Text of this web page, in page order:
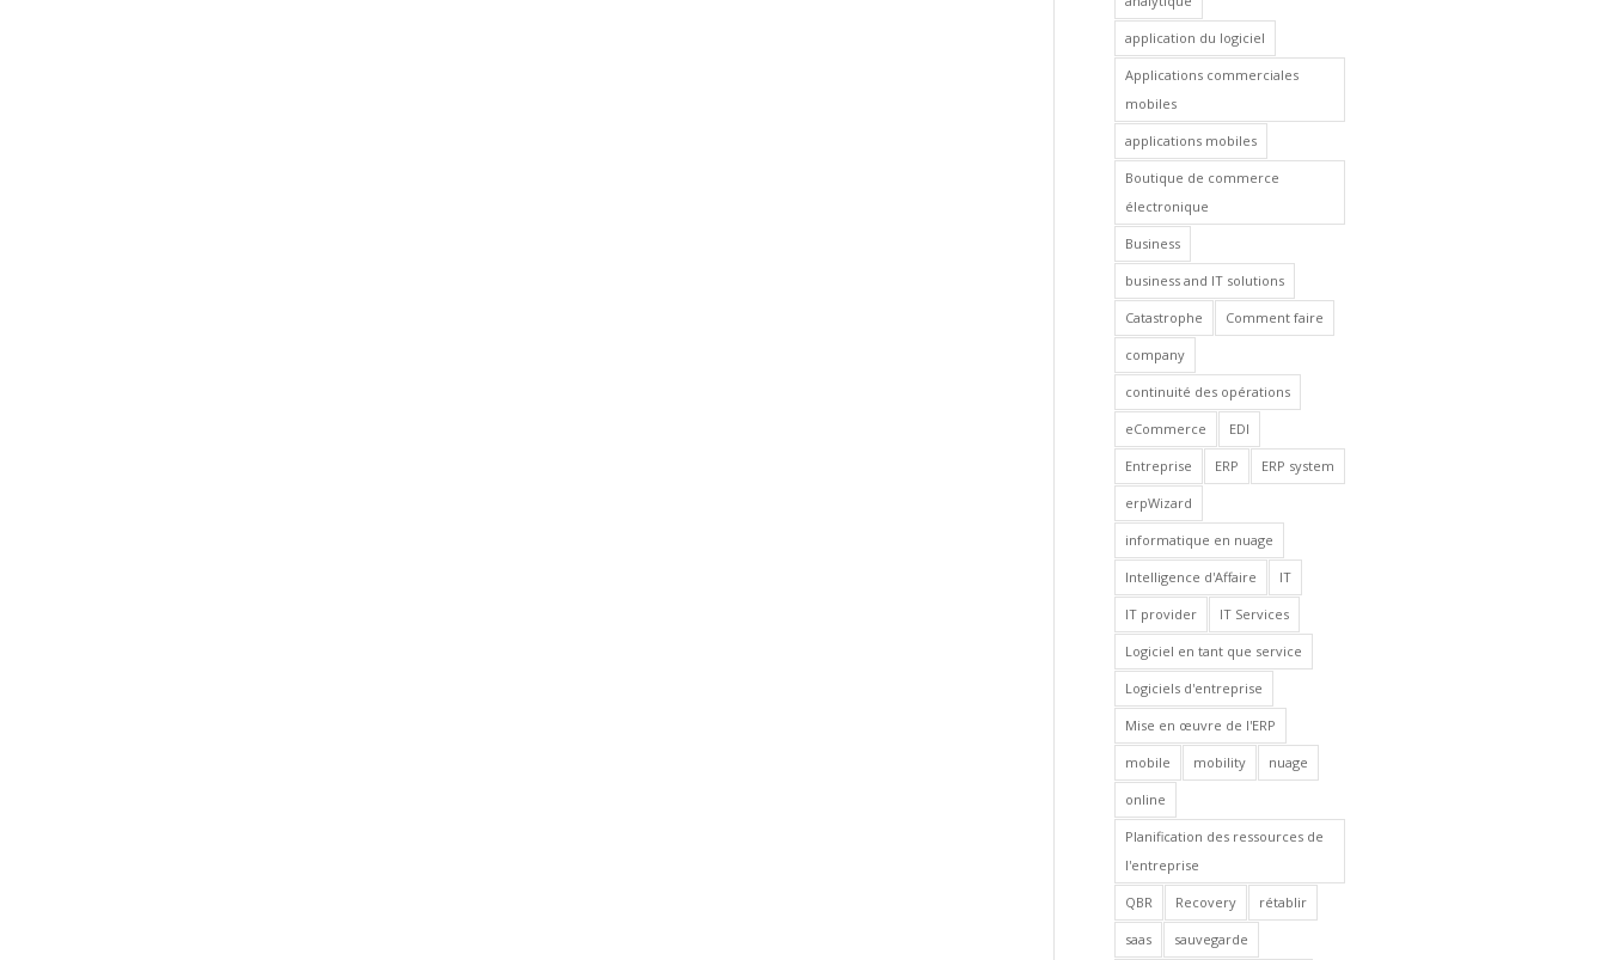
application du logiciel
Applications commerciales
mobiles
applications mobiles
Boutique de commerce
électronique
Business
business and IT solutions
Catastrophe Comment faire
company
continuité des opérations
eCommerce EDI
Entreprise ERP ERP system
erpWizard
informatique en nuage
Intelligence d'Affaire IT
IT provider IT Services
Logiciel en tant que service
Logiciels d'entreprise
Mise en œuvre de l'ERP
mobile mobility nuage
online
Planification des ressources de
l'entreprise
QBR Recovery rétablir
saas sauvegarde